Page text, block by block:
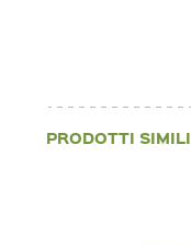
PRODOTTI SIMILI